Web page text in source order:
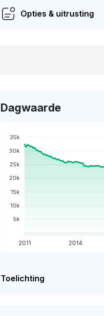
Opties & uitrusting
Dagwaarde
35k
30k
25k
20k
15k
10k
5k
2011 2014
Toelichting